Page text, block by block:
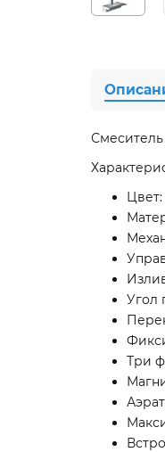
Угол
Три